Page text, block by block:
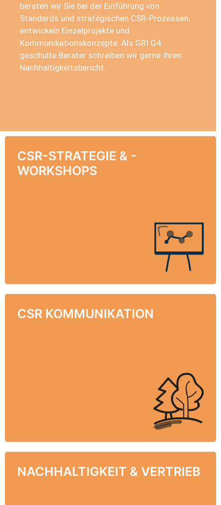
beraten wir Sie bei der Einführung von
Standards und strategischen CSR-Prozessen,
entwickeln Einzelprojekte und
Kommunikationskonzepte. Als GRI G4
geschulte Berater schreiben wir gerne Ihren
Nachhaltigkeitsbericht.
CSR-STRATEGIE & -
WORKSHOPS
CSR-STRATEGIE & -
WORKSHOPS
heraus einen Nachhaltigkeits-Ansatz zu
entwickeln, CSR-Projekte zu definieren und
diese mit Ihren Mitarbeitern umzusetzen.
CSR KOMMUNIKATION
CSR KOMMUNIKATION
NACHHALTIGKEIT & VERTRIEB
NACHHALTIGKEITS-